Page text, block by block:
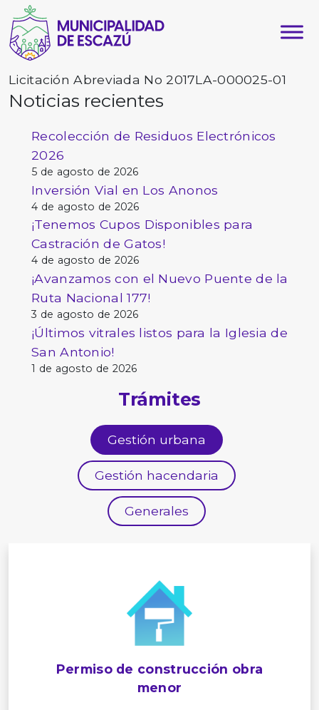
Licitación Abreviada No 2017LA-000025-01
Noticias recientes
Recolección de Residuos Electrónicos
2026
5 de agosto de 2026
Inversión Vial en Los Anonos
4 de agosto de 2026
¡Tenemos Cupos Disponibles para
Castración de Gatos!
4 de agosto de 2026
¡Avanzamos con el Nuevo Puente de la
Ruta Nacional 177!
3 de agosto de 2026
¡Últimos vitrales listos para la Iglesia de
San Antonio!
1 de agosto de 2026
Trámites
Gestión urbana
Gestión hacendaria
Generales
Permiso de construcción obra
menor